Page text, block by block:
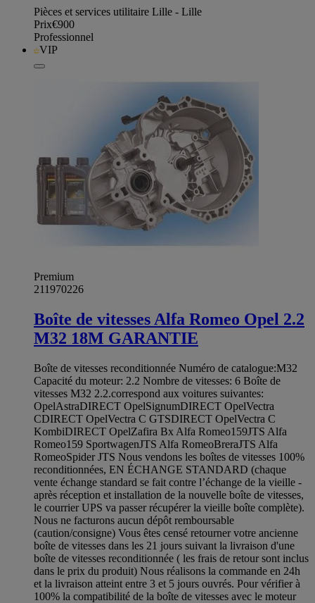
Pièces et services utilitaire Lille - Lille
Prix€900
Professionnel
VIP
Premium
211970226
Boîte de vitesses Alfa Romeo Opel 2.2
M32 18M GARANTIE
Boîte de vitesses reconditionnée Numéro de catalogue:M32
Capacité du moteur: 2.2 Nombre de vitesses: 6 Boîte de
vitesses M32 2.2.correspond aux voitures suivantes:
OpelAstraDIRECT OpelSignumDIRECT OpelVectra
CDIRECT OpelVectra C GTSDIRECT OpelVectra C
KombiDIRECT OpelZafira Bx Alfa Romeo159JTS Alfa
Romeo159 SportwagenJTS Alfa RomeoBreraJTS Alfa
RomeoSpider JTS Nous vendons les boîtes de vitesses 100%
reconditionnées, EN ÉCHANGE STANDARD (chaque
vente échange standard se fait contre l’échange de la vieille -
après réception et installation de la nouvelle boîte de vitesses,
le courrier UPS va passer récupérer la vieille boîte complète).
Nous ne facturons aucun dépôt remboursable
(caution/consigne) Vous êtes censé retourner votre ancienne
boîte de vitesses dans les 21 jours suivant la livraison d'une
boîte de vitesses reconditionnée ( les frais de retour sont inclus
dans le prix du produit) Nous réalisons la commande en 24h
et la livraison atteint entre 3 et 5 jours ouvrés. Pour vérifier à
100% la compatibilité de la boîte de vitesses avec le moteur